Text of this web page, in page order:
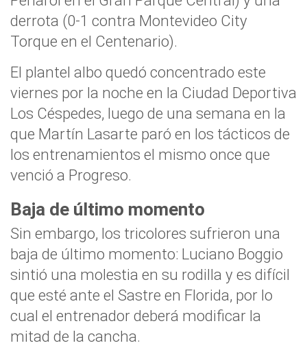
derrota (0-1 contra Montevideo City
Torque en el Centenario).
El plantel albo quedó concentrado este
viernes por la noche en la Ciudad Deportiva
Los Céspedes, luego de una semana en la
que Martín Lasarte paró en los tácticos de
los entrenamientos el mismo once que
venció a Progreso.
Baja de último momento
Sin embargo, los tricolores sufrieron una
baja de último momento: Luciano Boggio
sintió una molestia en su rodilla y es difícil
que esté ante el Sastre en Florida, por lo
cual el entrenador deberá modificar la
mitad de la cancha.